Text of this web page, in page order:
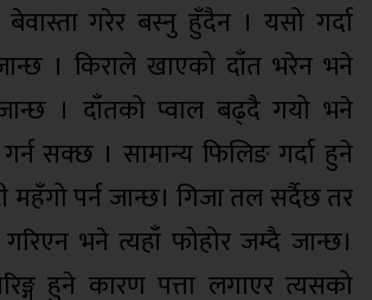
गरेर बस्नु हुँदैन । यसो गर्दा
। किराले खाएको दाँत भरेन भने
। दाँतको प्वाल बढ्दै गयो भने
सक्छ । सामान्य फिलिङ गर्दा हुने
महँगो पर्न जान्छ। गिजा तल सर्दैछ तर
भने त्यहाँ फोहोर जम्दै जान्छ।
हुने कारण पत्ता लगाएर त्यसको